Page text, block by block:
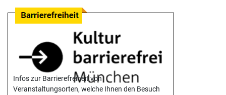
Infos zur Barrierefreiheit von
Veranstaltungsorten, welche Ihnen den Besuch